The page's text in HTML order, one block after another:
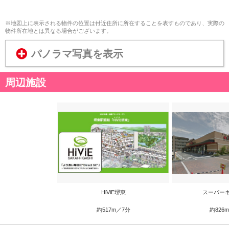
※地図上に表示される物件の位置は付近住所に所在することを表すものであり、実際の
物件所在地とは異なる場合がございます。
パノラマ写真を表示
周辺施設
HiViE堺東
約517m／7分
スーパー
約